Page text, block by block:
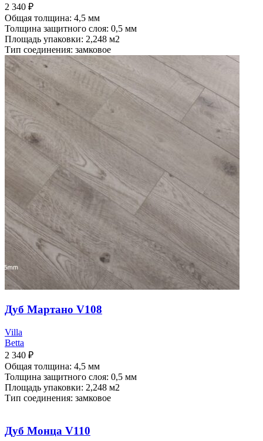
2 340 ₽
Общая толщина: 4,5 мм
Толщина защитного слоя: 0,5 мм
Площадь упаковки: 2,248 м2
Тип соединения: замковое
Дуб Мартано V108
Villa
Betta
2 340 ₽
Общая толщина: 4,5 мм
Толщина защитного слоя: 0,5 мм
Площадь упаковки: 2,248 м2
Тип соединения: замковое
Дуб Монца V110